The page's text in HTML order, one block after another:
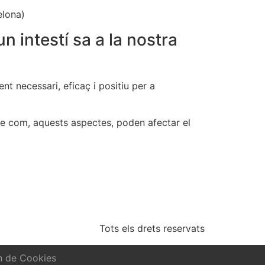
intestí sa a la nostra
necessari, eficaç i positiu per a
com, aquests aspectes, poden afectar el
Tots els drets reservats
de Cookies